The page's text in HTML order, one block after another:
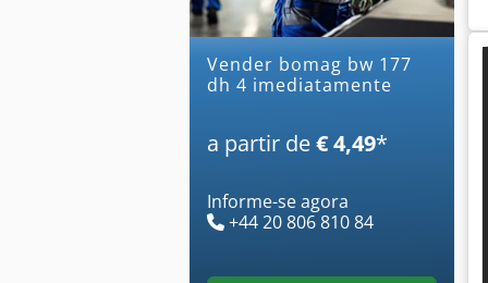
Vender bomag bw 177
dh 4 imediatamente
a partir de€ 4,49*
Informe-se agora
+44 20 806 810 84